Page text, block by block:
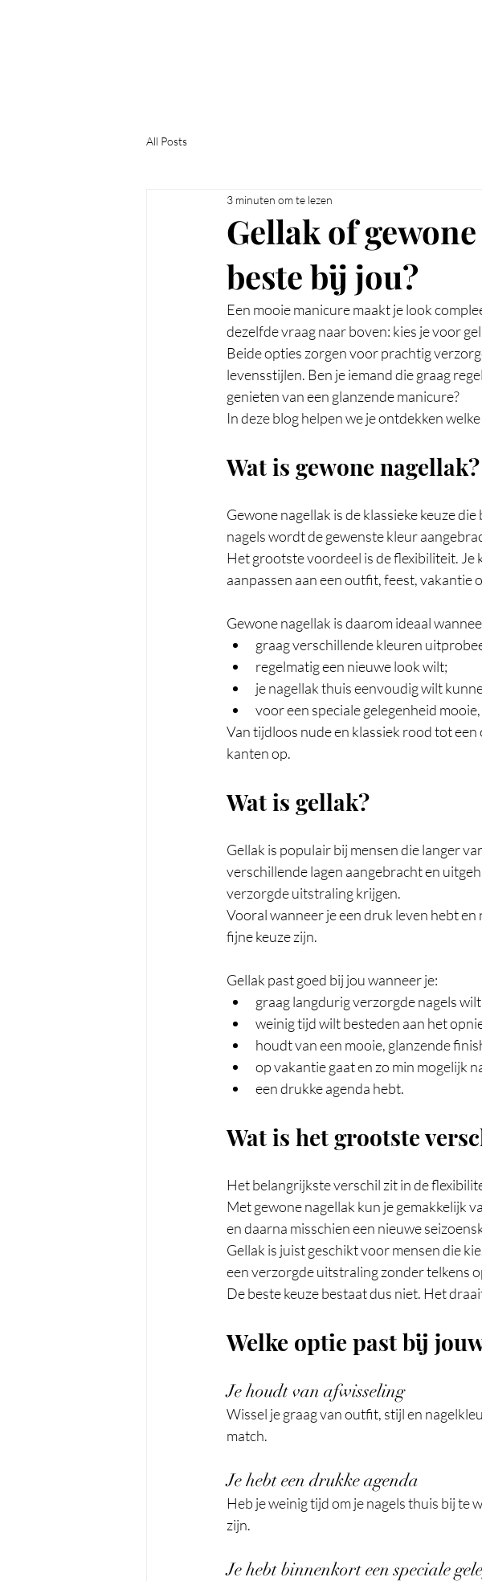
All Posts
Gellak of
beste bij jou?
3 minuten om te lezen
Een mooie manicure maakt je look
dezelfde vraag naar boven: kies je voor
Beide opties zorgen voor prachtig
levensstijlen. Ben je iemand die graag
genieten van een glanzende manicure?
In deze blog helpen we je ontdekken
Wat is gewone nagellak?
Gewone nagellak is de klassieke keuze
nagels wordt de gewenste kleur
Het grootste voordeel is de flexibiliteit. Je
aanpassen aan een outfit, feest, vakantie
Gewone nagellak is daarom ideaal
graag verschillende kleuren
regelmatig een nieuwe look wilt;
je nagellak thuis eenvoudig wilt
voor een speciale gelegenheid
Van tijdloos nude en klassiek rood tot
kanten op.
Wat is gellak?
Gellak is populair bij mensen die langer
verschillende lagen aangebracht en
verzorgde uitstraling krijgen.
Vooral wanneer je een druk leven hebt
fijne keuze zijn.
Gellak past goed bij jou wanneer je:
graag langdurig verzorgde nagels
weinig tijd wilt besteden aan het
houdt van een mooie, glanzende
op vakantie gaat en zo min mogelijk
een drukke agenda hebt.
Wat is het grootste
Het belangrijkste verschil zit in de
Met gewone nagellak kun je gemakkelijk
en daarna misschien een nieuwe
Gellak is juist geschikt voor mensen die
een verzorgde uitstraling zonder telkens
De beste keuze bestaat dus niet. Het
Welke optie past bij
Je houdt van afwisseling
Wissel je graag van outfit, stijl en
match.
Je hebt een drukke agenda
Heb je weinig tijd om je nagels thuis bij te
zijn.
Je hebt binnenkort een speciale